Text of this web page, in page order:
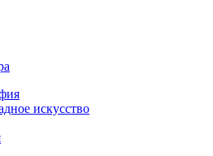
искусство